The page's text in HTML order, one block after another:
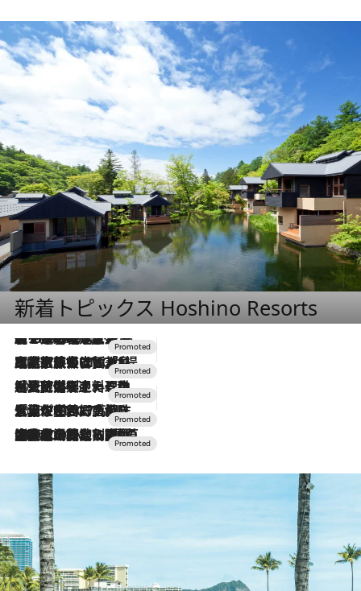
新着トピックス Hoshino Resorts
2026.8.7
【トンボの足水浴】ヒノキの香りに包まれて涼感マックス！約13℃の湧水かけ流しを避暑地「星野温泉 トンボの湯」で体験
2026.7.31
【ホテル帰省】という選択肢をOMOが提案。家族とほどよい距離を保つには「昼は実家、夜は気兼ねなくホテルで！」
2026.7.24
【夏限定ディナーコース】旬を迎える稚鮎や花ズッキーニなどをイタリア・トスカーナの郷土料理の手法で満喫！
2026.7.17
「土佐和ハーブかき氷」がOMO7高知に登場！生姜、山椒、大葉など目にも舌にも涼を呼ぶ郷土の味
2026.7.10
NEW OPEN！【界 草津】名湯の地に誕生。趣の異なる2種の温泉と上州ならではの会席・蕎麦割烹など美食を味わう究極の癒やし旅